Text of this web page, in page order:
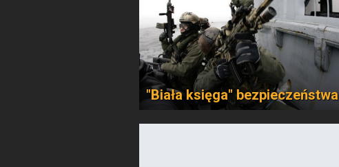
"Biała księga" bezpieczeństwa